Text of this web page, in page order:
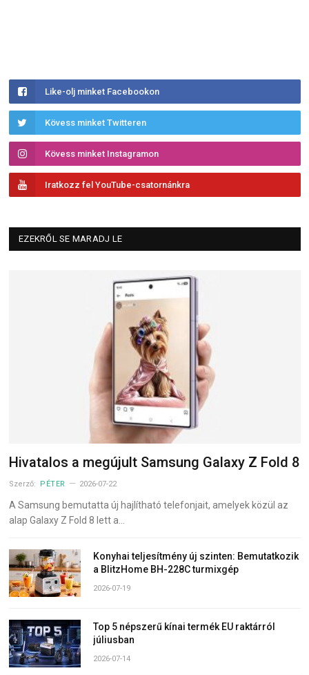
Like-olj minket Facebookon
Kövess minket Twitteren
Kövess minket Instagramon
Iratkozz fel YouTube-csatornánkra
EZEKRŐL SE MARADJ LE
Hivatalos a megújult Samsung Galaxy Z Fold 8
Szerző: PÉTER 2026-07-22
A Samsung bemutatta új hajlítható telefonjait, amelyek közül az
alap Galaxy Z Fold 8 lett a…
Konyhai teljesítmény új szinten: Bemutatkozik
a BlitzHome BH-228C turmixgép
2026-07-19
Top 5 népszerű kínai termék EU raktárról
júliusban
2026-07-14